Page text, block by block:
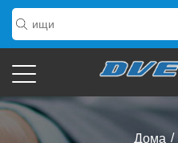
Дома /